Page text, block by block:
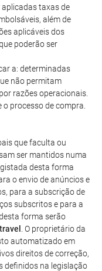
taxas de
além de
aplicáveis dos
poderão ser
a: determinadas
não permitam
razões operacionais.
processo de compra.
que faculta ou
ser mantidos numa
desta forma
o envio de anúncios e
para a subscrição de
subscritos e para a
forma serão
. O proprietário da
automatizado em
direitos de correção,
definidos na legislação